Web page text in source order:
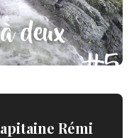
Rémi